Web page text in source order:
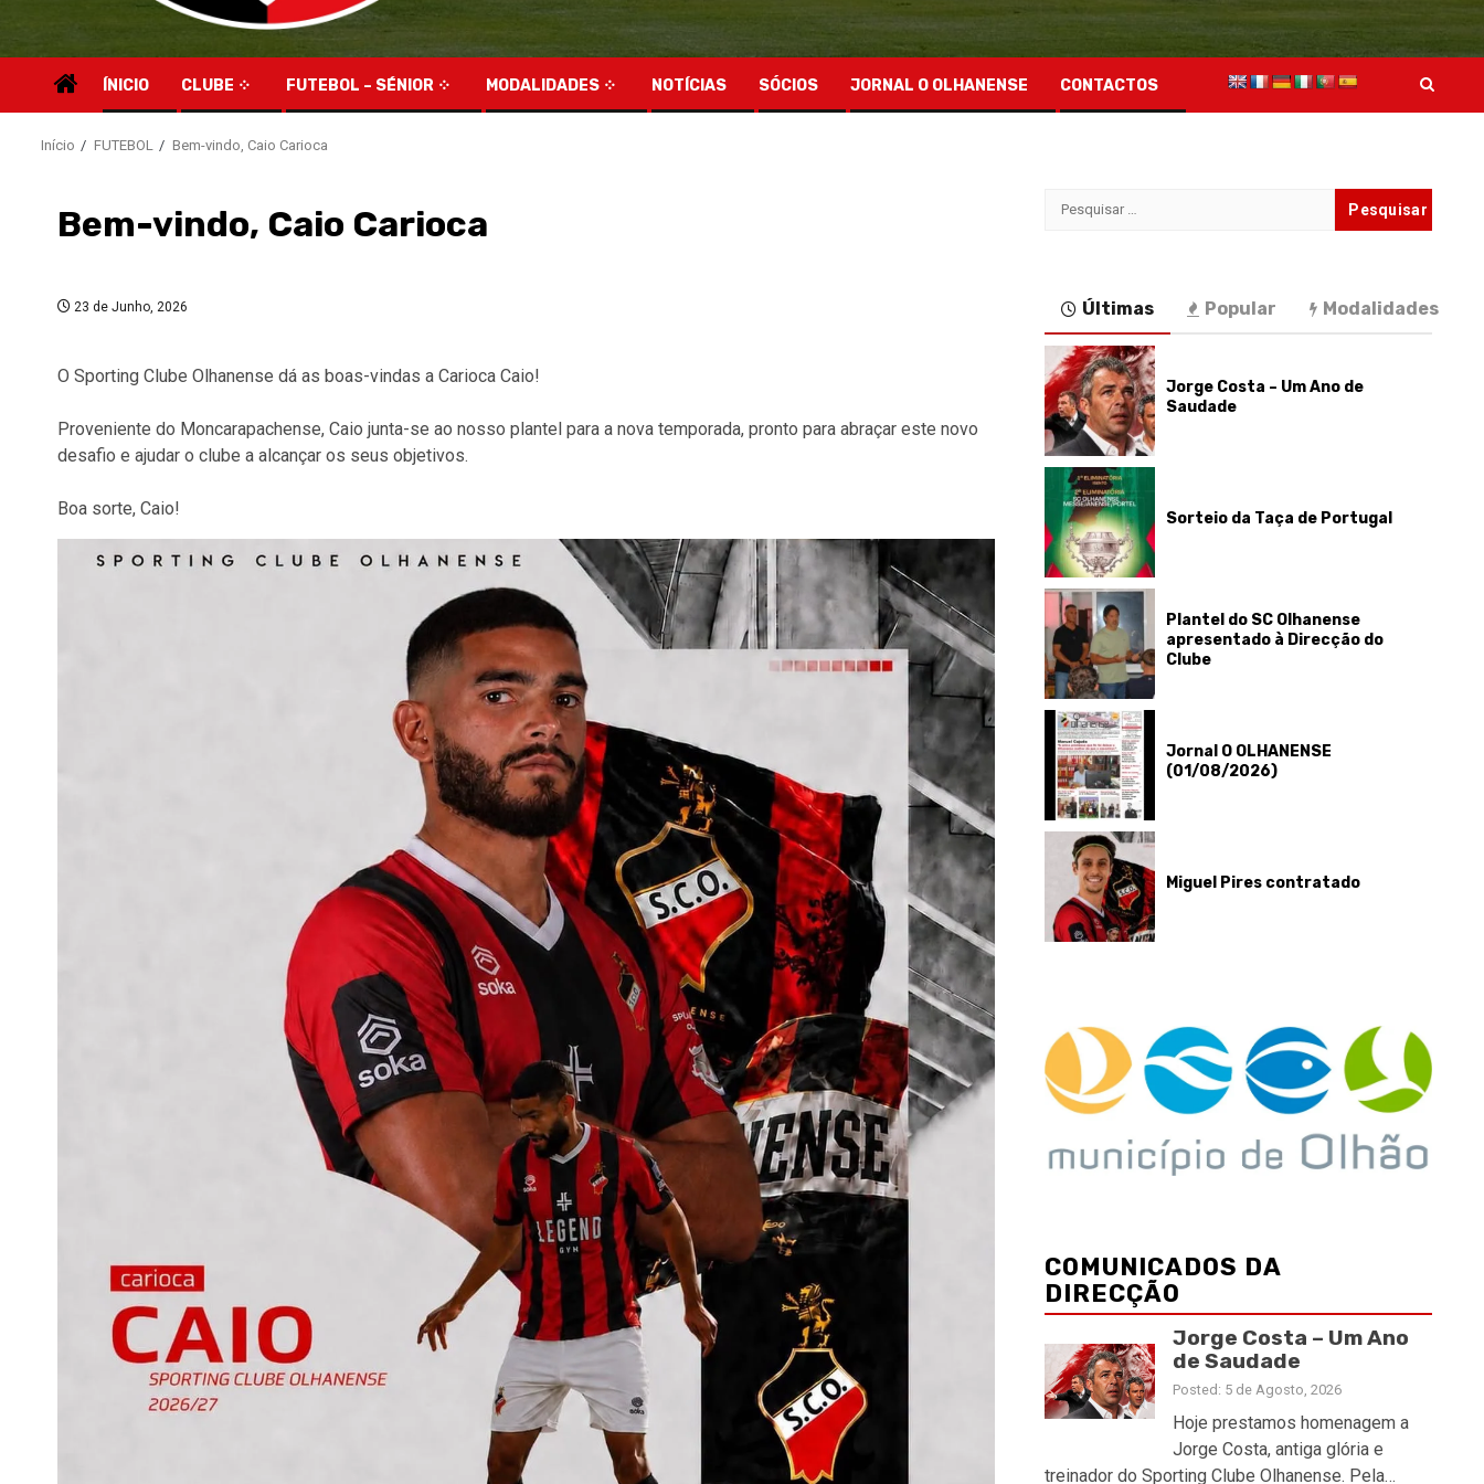
ÍNICIO CLUBE FUTEBOL – SÉNIOR MODALIDADES NOTÍCIAS SÓCIOS JORNAL O OLHANENSE CONTACTOS
Início FUTEBOL Bem-vindo, Caio Carioca
Bem-vindo, Caio Carioca
23 de Junho, 2026
O Sporting Clube Olhanense dá as boas-vindas a Carioca Caio!
Proveniente do Moncarapachense, Caio junta-se ao nosso plantel para a nova temporada, pronto para abraçar este novo
desafio e ajudar o clube a alcançar os seus objetivos.
Boa sorte, Caio!
Pesquisar
Últimas Popular Modalidades
Jorge Costa – Um Ano de
Saudade
Sorteio da Taça de Portugal
Plantel do SC Olhanense
apresentado à Direcção do
Clube
Jornal O OLHANENSE
(01/08/2026)
Miguel Pires contratado
COMUNICADOS DA
DIRECÇÃO
Jorge Costa – Um Ano
de Saudade
Posted: 5 de Agosto, 2026
Hoje prestamos homenagem a
Jorge Costa, antiga glória e
treinador do Sporting Clube Olhanense. Pela…